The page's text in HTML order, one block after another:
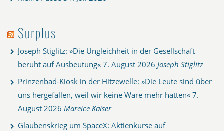
Surplus
Joseph Stiglitz: »Die Ungleichheit in der Gesellschaft
beruht auf Ausbeutung« 7. August 2026 Joseph Stiglitz
Prinzenbad-Kiosk in der Hitzewelle: »Die Leute sind über
uns hergefallen, weil wir keine Ware mehr hatten« 7.
August 2026 Mareice Kaiser
Glaubenskrieg um SpaceX: Aktienkurse auf